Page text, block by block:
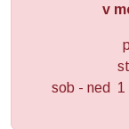
v
sob - ned 1